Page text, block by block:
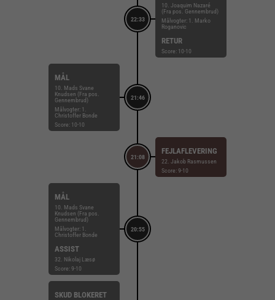
22:33
10. Joaquim Nazaré
(Fra pos. Gennembrud)
Målvogter: 1. Marko
Roganovic
RETUR
Score: 10-10
21:46
MÅL
10. Mads Svane
Knudsen (Fra pos.
Gennembrud)
Målvogter: 1.
Christoffer Bonde
Score: 10-10
21:08
FEJLAFLEVERING
22. Jakob Rasmussen
Score: 9-10
20:55
MÅL
10. Mads Svane
Knudsen (Fra pos.
Gennembrud)
Målvogter: 1.
Christoffer Bonde
ASSIST
32. Nikolaj Læsø
Score: 9-10
SKUD BLOKERET